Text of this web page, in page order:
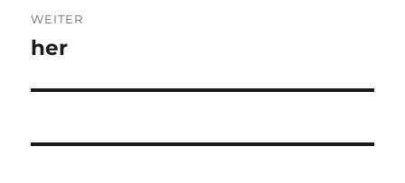
WEITER
Nächster
her